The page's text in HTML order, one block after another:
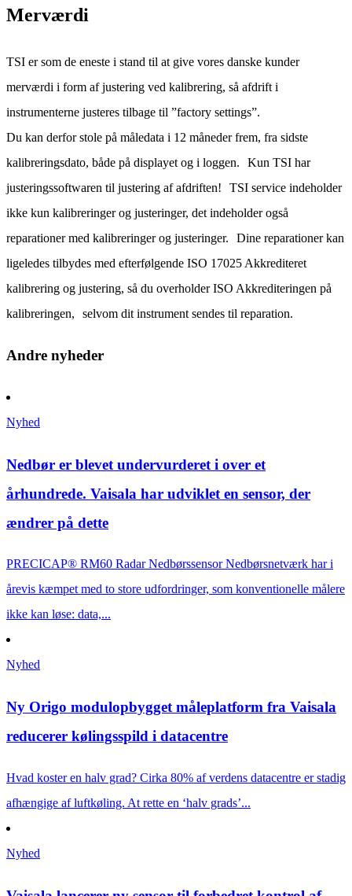
Merværdi
TSI er som de eneste i stand til at give vores danske kunder
merværdi i form af justering ved kalibrering, så afdrift i
instrumenterne justeres tilbage til ”factory settings”.
Du kan derfor stole på måledata i 12 måneder frem, fra sidste
kalibreringsdato, både på displayet og i loggen. Kun TSI har
justeringssoftwaren til justering af afdriften! TSI service indeholder
ikke kun kalibreringer og justeringer, det indeholder også
reparationer med kalibreringer og justeringer. Dine reparationer kan
ligeledes tilbydes med efterfølgende ISO 17025 Akkrediteret
kalibrering og justering, så du overholder ISO Akkrediteringen på
kalibreringen, selvom dit instrument sendes til reparation.
Andre nyheder
Nyhed
Nedbør er blevet undervurderet i over et
århundrede. Vaisala har udviklet en sensor, der
ændrer på dette
PRECICAP® RM60 Radar Nedbørssensor Nedbørsnetværk har i
årevis kæmpet med to store udfordringer, som konventionelle målere
ikke kan løse: data,...
Nyhed
Ny Origo modulopbygget måleplatform fra Vaisala
reducerer kølingsspild i datacentre
Hvad koster en halv grad? Cirka 80% af verdens datacentre er stadig
afhængige af luftkøling. At rette en ‘halv grads’...
Nyhed